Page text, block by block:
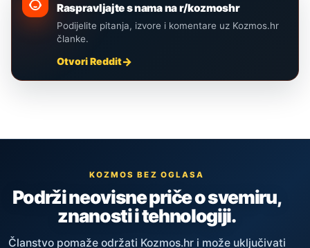
Raspravljajte s nama na r/kozmoshr
Podijelite pitanja, izvore i komentare uz Kozmos.hr
članke.
Otvori Reddit
KOZMOS BEZ OGLASA
Podrži neovisne priče o svemiru,
znanosti i tehnologiji.
Članstvo pomaže održati Kozmos.hr i može uključivati